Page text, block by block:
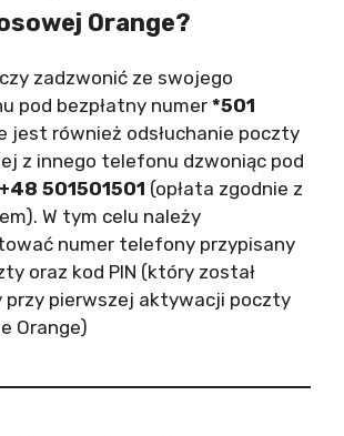
Orange?
zadzwonić ze swojego
pod bezpłatny numer *501
jest również odsłuchanie poczty
z innego telefonu dzwoniąc pod
+48 501501501 (opłata zgodnie z
W tym celu należy
numer telefony przypisany
oraz kod PIN (który został
przy pierwszej aktywacji poczty
Orange)